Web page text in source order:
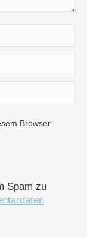
Browser
Spam zu